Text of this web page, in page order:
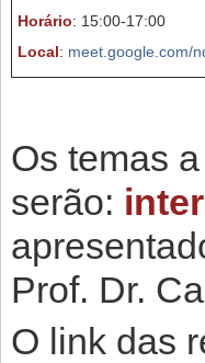
Horário: 15:00-17:00
Local: meet.google.com/
Os temas
serão:
Prof. Dr.
O link das